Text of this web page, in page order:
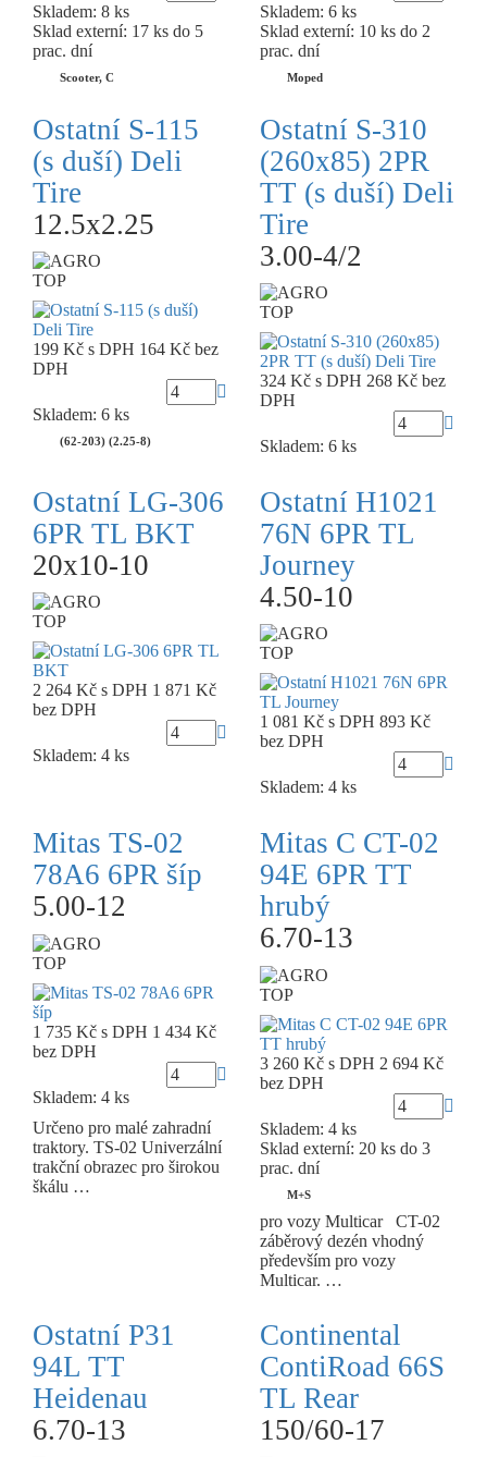
Skladem: 8 ks
Sklad externí: 17 ks do 5
prac. dní
Scooter, C
Skladem: 6 ks
Sklad externí: 10 ks do 2
prac. dní
Moped
Ostatní S-115
(s duší) Deli
Tire
12.5x2.25
TOP
199 Kč s DPH 164 Kč bez
DPH
Skladem: 6 ks
(62-203) (2.25-8)
Ostatní S-310
(260x85) 2PR
TT (s duší) Deli
Tire
3.00-4/2
TOP
324 Kč s DPH 268 Kč bez
DPH
Skladem: 6 ks
Ostatní LG-306
6PR TL BKT
20x10-10
TOP
2 264 Kč s DPH 1 871 Kč
bez DPH
Skladem: 4 ks
Ostatní H1021
76N 6PR TL
Journey
4.50-10
TOP
1 081 Kč s DPH 893 Kč
bez DPH
Skladem: 4 ks
Mitas TS-02
78A6 6PR šíp
5.00-12
TOP
1 735 Kč s DPH 1 434 Kč
bez DPH
Skladem: 4 ks
Určeno pro malé zahradní
traktory. TS-02 Univerzální
trakční obrazec pro širokou
škálu …
Mitas C CT-02
94E 6PR TT
hrubý
6.70-13
TOP
3 260 Kč s DPH 2 694 Kč
bez DPH
Skladem: 4 ks
Sklad externí: 20 ks do 3
prac. dní
M+S
pro vozy Multicar CT-02
záběrový dezén vhodný
především pro vozy
Multicar. …
Ostatní P31
94L TT
Heidenau
6.70-13
Continental
ContiRoad 66S
TL Rear
150/60-17